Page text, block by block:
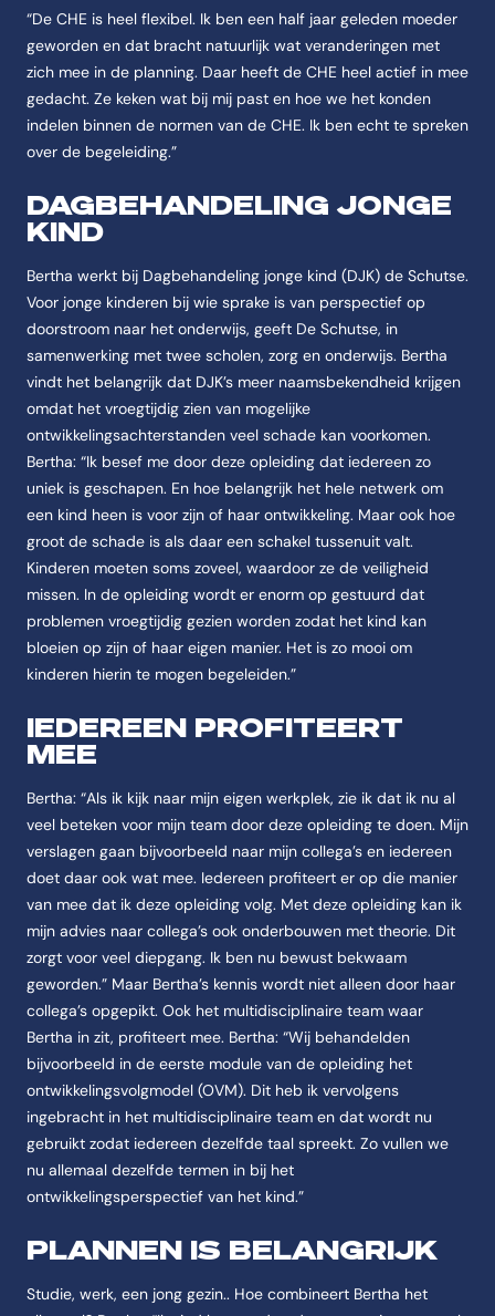
“De CHE is heel flexibel. Ik ben een half jaar geleden moeder
geworden en dat bracht natuurlijk wat veranderingen met
zich mee in de planning. Daar heeft de CHE heel actief in mee
gedacht. Ze keken wat bij mij past en hoe we het konden
indelen binnen de normen van de CHE. Ik ben echt te spreken
over de begeleiding.”
DAGBEHANDELING JONGE
KIND
Bertha werkt bij Dagbehandeling jonge kind (DJK) de Schutse.
Voor jonge kinderen bij wie sprake is van perspectief op
doorstroom naar het onderwijs, geeft De Schutse, in
samenwerking met twee scholen, zorg en onderwijs. Bertha
vindt het belangrijk dat DJK’s meer naamsbekendheid krijgen
omdat het vroegtijdig zien van mogelijke
ontwikkelingsachterstanden veel schade kan voorkomen.
Bertha: “Ik besef me door deze opleiding dat iedereen zo
uniek is geschapen. En hoe belangrijk het hele netwerk om
een kind heen is voor zijn of haar ontwikkeling. Maar ook hoe
groot de schade is als daar een schakel tussenuit valt.
Kinderen moeten soms zoveel, waardoor ze de veiligheid
missen. In de opleiding wordt er enorm op gestuurd dat
problemen vroegtijdig gezien worden zodat het kind kan
bloeien op zijn of haar eigen manier. Het is zo mooi om
kinderen hierin te mogen begeleiden.”
IEDEREEN PROFITEERT
MEE
Bertha: “Als ik kijk naar mijn eigen werkplek, zie ik dat ik nu al
veel beteken voor mijn team door deze opleiding te doen. Mijn
verslagen gaan bijvoorbeeld naar mijn collega’s en iedereen
doet daar ook wat mee. Iedereen profiteert er op die manier
van mee dat ik deze opleiding volg. Met deze opleiding kan ik
mijn advies naar collega’s ook onderbouwen met theorie. Dit
zorgt voor veel diepgang. Ik ben nu bewust bekwaam
geworden.” Maar Bertha’s kennis wordt niet alleen door haar
collega’s opgepikt. Ook het multidisciplinaire team waar
Bertha in zit, profiteert mee. Bertha: “Wij behandelden
bijvoorbeeld in de eerste module van de opleiding het
ontwikkelingsvolgmodel (OVM). Dit heb ik vervolgens
ingebracht in het multidisciplinaire team en dat wordt nu
gebruikt zodat iedereen dezelfde taal spreekt. Zo vullen we
nu allemaal dezelfde termen in bij het
ontwikkelingsperspectief van het kind.”
PLANNEN IS BELANGRIJK
Studie, werk, een jong gezin.. Hoe combineert Bertha het